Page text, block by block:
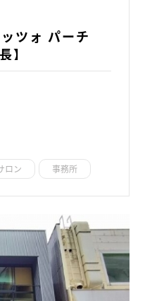
ツォ パーチ
ロン 事務所